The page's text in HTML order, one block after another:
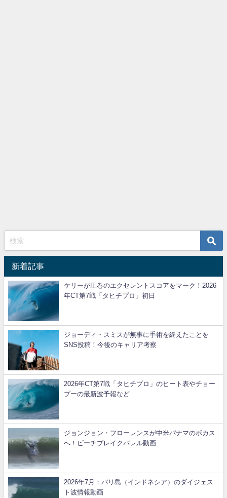
新着記事
ケリーが圧巻のエクセレントスコアをマーク！2026
年CT第7戦「タヒチプロ」初日
ジョーディ・スミスが無事に手術を終えたことを
SNS投稿！今後のキャリア考察
2026年CT第7戦「タヒチプロ」のヒート表やチョー
プーの最新波予報など
ジョンジョン・フローレンスが中米パナマのボカス
へ！ビーチブレイクバレル動画
2026年7月：バリ島（インドネシア）のダイジェス
ト波情報動画